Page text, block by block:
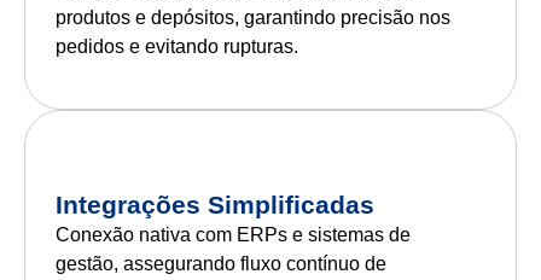
produtos e depósitos, garantindo precisão nos
pedidos e evitando rupturas.
Integrações Simplificadas
Conexão nativa com ERPs e sistemas de
gestão, assegurando fluxo contínuo de